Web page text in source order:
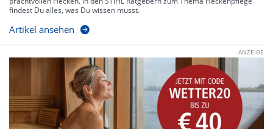
findest Du alles, was Du wissen musst.
Artikel ansehen
ANZEIGE